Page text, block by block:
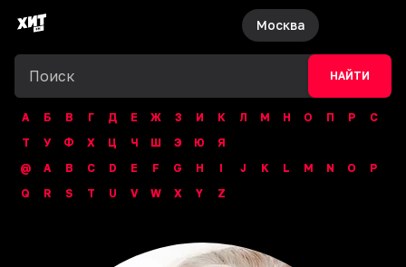
Москва
НАЙТИ
А Б В Г Д Е Ж З И К Л М Н О П Р
С
Т
У Ф Х Ц Ч Ш Э Ю
Я
@
A B C D E F G H I J K L M N O
P
Q
R S T U V W X Y Z